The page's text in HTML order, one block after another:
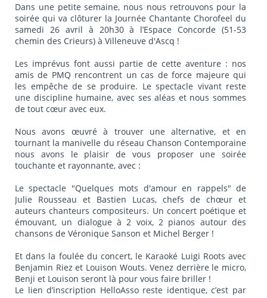
Dans une petite semaine, nous nous retrouvons pour la
soirée qui va clôturer la Journée Chantante Chorofeel du
samedi 26 avril à 20h30 à l’Espace Concorde (51-53
chemin des Crieurs) à Villeneuve d'Ascq !
Les imprévus font aussi partie de cette aventure : nos
amis de PMQ rencontrent un cas de force majeure qui
les empêche de se produire. Le spectacle vivant reste
une discipline humaine, avec ses aléas et nous sommes
de tout cœur avec eux.
Nous avons œuvré à trouver une alternative, et en
tournant la manivelle du réseau Chanson Contemporaine
nous avons le plaisir de vous proposer une soirée
touchante et rayonnante, avec :
Le spectacle "Quelques mots d'amour en rappels" de
Julie Rousseau et Bastien Lucas, chefs de chœur et
auteurs chanteurs compositeurs. Un concert poétique et
émouvant, un dialogue à 2 voix, 2 pianos autour des
chansons de Véronique Sanson et Michel Berger !
Et dans la foulée du concert, le Karaoké Luigi Roots avec
Benjamin Riez et Louison Wouts. Venez derrière le micro,
Benji et Louison seront là pour vous faire briller !
Le lien d’inscription HelloAsso reste identique, c’est par